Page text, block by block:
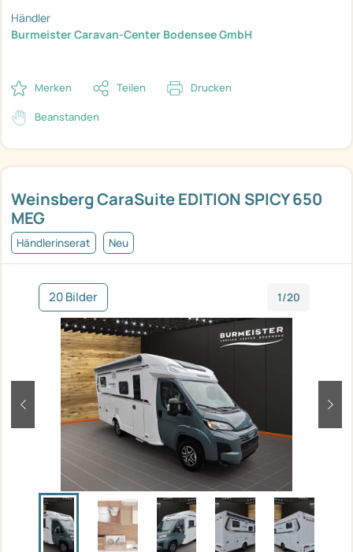
Weinsberg CaraSuite EDITION SPICY 650
MEG
Händlerinserat Neu
20 Bilder 1/20
zurück
Händler
Burmeister Caravan-Center Bodensee GmbH
Merken Teilen Drucken
Beanstanden